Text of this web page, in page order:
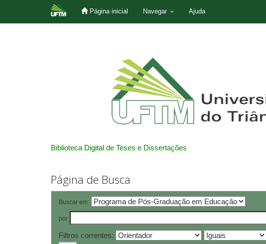
Página inicial Navegar Ajuda
Biblioteca Digital de Teses e Dissertações
Página de Busca
Buscar em:
por
Filtros correntes: